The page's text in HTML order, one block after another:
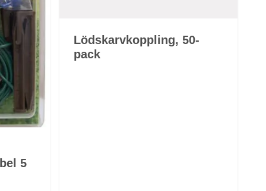
5
Lödskarvkoppling, 50-
pack